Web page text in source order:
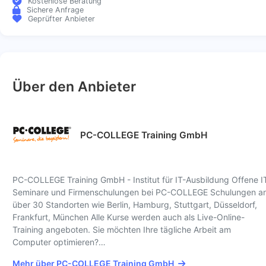
Sichere Anfrage
Geprüfter Anbieter
Über den Anbieter
PC-COLLEGE Training GmbH
PC-COLLEGE Training GmbH - Institut für IT-Ausbildung Offene
Seminare und Firmenschulungen bei PC-COLLEGE Schulungen
über 30 Standorten wie Berlin, Hamburg, Stuttgart, Düsseldorf,
Frankfurt, München Alle Kurse werden auch als Live-Online-
Training angeboten. Sie möchten Ihre tägliche Arbeit am
Computer optimieren?…
Mehr über PC-COLLEGE Training GmbH